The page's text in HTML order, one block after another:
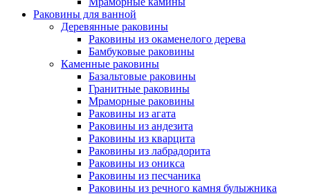
Раковины для ванной
Деревянные раковины
Раковины из окаменелого дерева
Бамбуковые раковины
Каменные раковины
Базальтовые раковины
Гранитные раковины
Мраморные раковины
Раковины из агата
Раковины из андезита
Раковины из кварцита
Раковины из лабрадорита
Раковины из оникса
Раковины из песчаника
Раковины из речного камня булыжника